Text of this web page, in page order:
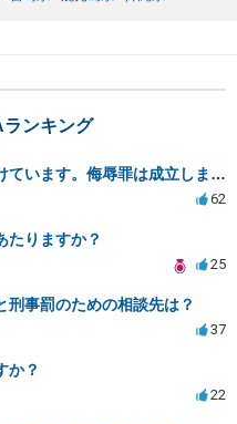
ンキング
ツイッターで誹謗中傷を受けています。侮辱罪は成立しますか？
62
たりますか？
25
刑事罰のための相談先は？
37
か？
22